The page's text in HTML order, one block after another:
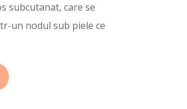
subcutanat, care se
un nodul sub piele ce